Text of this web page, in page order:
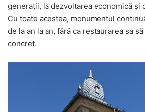
generații, la dezvoltarea economică și
Cu toate acestea, monumentul
de la an la an, fără ca restaurarea sa
concret.